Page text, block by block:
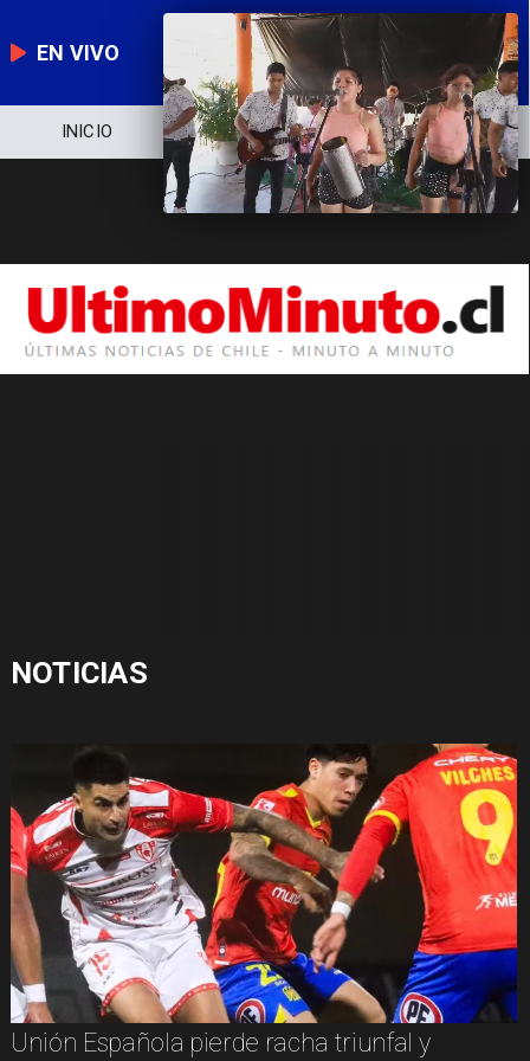
EN VIVO
INICIO NOTICIERO POLÍTICA
NOTICIAS
Unión Española pierde racha triunfal y